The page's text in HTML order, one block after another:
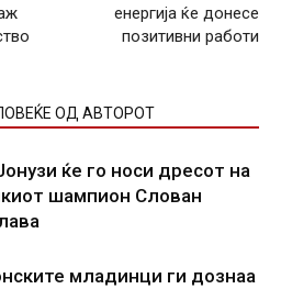
енергија ќе донесе
позитивни работи
ОД АВТОРОТ
ќе го носи дресот на
шампион Слован
младинци ги дознаа